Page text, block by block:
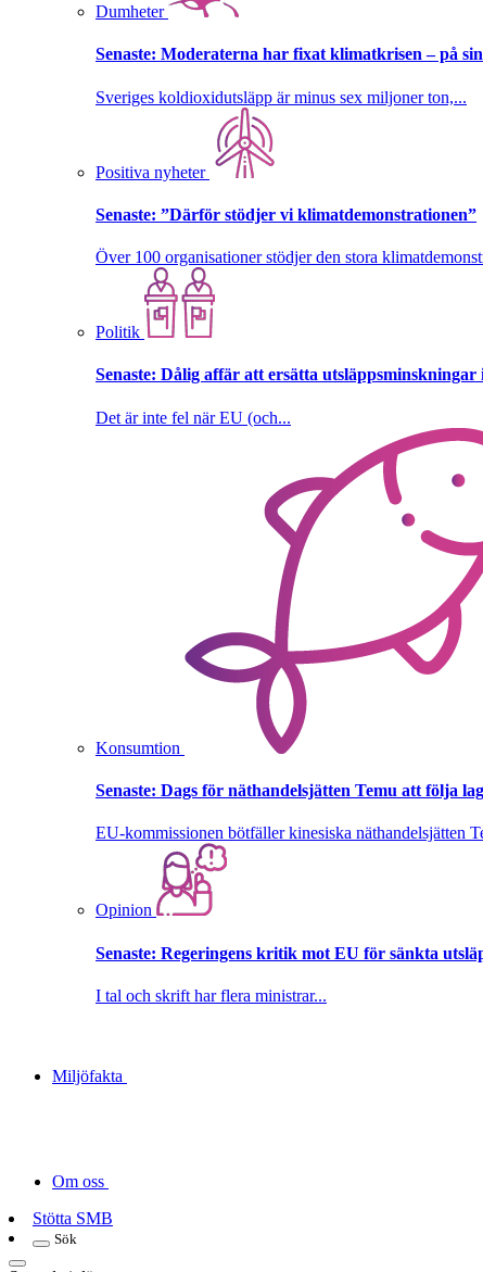
Dumheter
Senaste: Moderaterna har fixat klimatkrisen – på
Sveriges koldioxidutsläpp är minus sex miljoner ton,...
Positiva nyheter
Senaste: ”Därför stödjer vi klimatdemonstrationen”
Över 100 organisationer stödjer den stora
Politik
Senaste: Dålig affär att ersätta
Det är inte fel när EU (och...
Konsumtion
Senaste: Dags för näthandelsjätten Temu att följa
EU-kommissionen bötfäller kinesiska näthandelsjätten
Opinion
Senaste: Regeringens kritik mot EU för sänkta
I tal och skrift har flera ministrar...
Miljöfakta
Om oss
Stötta SMB
Sök